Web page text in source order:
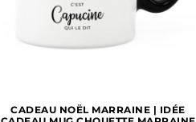
CADEAU NOËL MARRAINE | IDÉE